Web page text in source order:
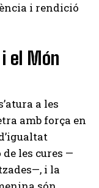
i rendició
el Món
a les
amb força en
les cures —
i la